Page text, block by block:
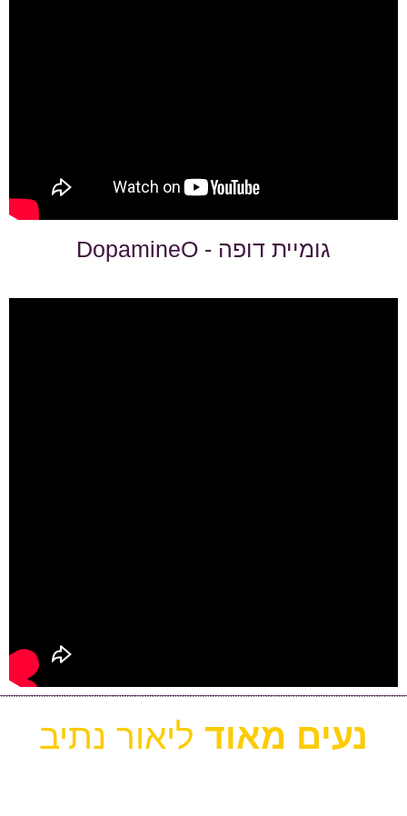
גומיית דופה - DopamineO
נעים מאוד ליאור נתיב